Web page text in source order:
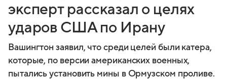
эксперт рассказал о целях
ударов США по Ирану
Вашингтон заявил, что среди целей были катера,
которые, по версии американских военных,
пытались установить мины в Ормузском проливе.